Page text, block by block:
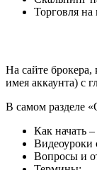
Торговля на
На сайте
имея аккаунта) с
В самом разделе
Как начать
Видеоуроки
Вопросы и